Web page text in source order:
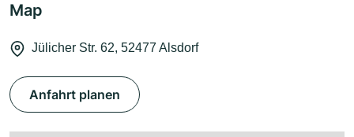
Map
Jülicher Str. 62, 52477 Alsdorf
Anfahrt planen